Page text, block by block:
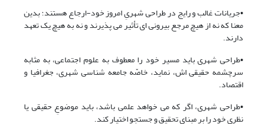
•جریانات غالب و رایج در طراحی شهریِ امروز خود-ارجاع هستند؛ بدین
معنا که نه از هیچ مرجع بیرونی ای تأثیر می پذیرند و نه به هیچ یک تعهد
دارند.
•طراحی شهری باید مسیر خود را معطوف به علوم اجتماعی، به مثابه
سرچشمه حقیقی اش، نماید، خاصّه جامعه شناسی شهری، جغرافیا و
اقتصاد.
•طراحی شهری، اگر که می خواهد علمی باشد، باید موضوعِ حقیقی یا
نظری خود را بر مبنای تحقیق و جستجو اختیار کند.